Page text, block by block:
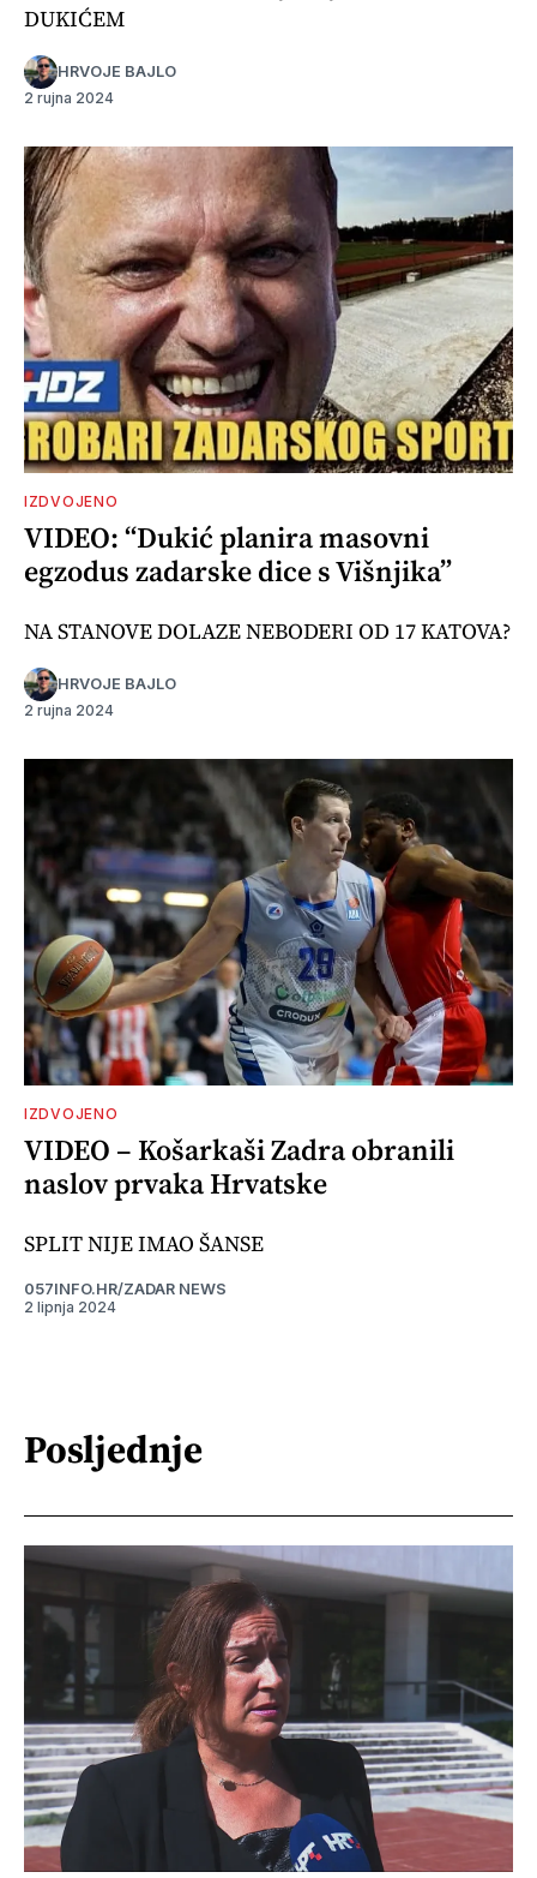
DUKIĆEM
HRVOJE BAJLO
2 rujna 2024
IZDVOJENO
VIDEO: “Dukić planira masovni
egzodus zadarske dice s Višnjika”
NA STANOVE DOLAZE NEBODERI OD 17 KATOVA?
HRVOJE BAJLO
2 rujna 2024
IZDVOJENO
VIDEO – Košarkaši Zadra obranili
naslov prvaka Hrvatske
SPLIT NIJE IMAO ŠANSE
057INFO.HR/ZADAR NEWS
2 lipnja 2024
Posljednje